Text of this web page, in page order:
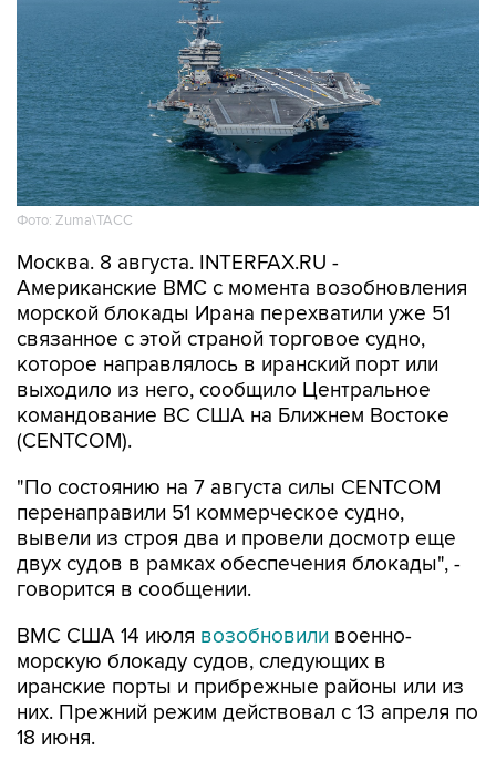
Фото: Zuma\ТАСС
Москва. 8 августа. INTERFAX.RU -
Американские ВМС с момента возобновления
морской блокады Ирана перехватили уже 51
связанное с этой страной торговое судно,
которое направлялось в иранский порт или
выходило из него, сообщило Центральное
командование ВС США на Ближнем Востоке
(CENTCOM).
"По состоянию на 7 августа силы CENTCOM
перенаправили 51 коммерческое судно,
вывели из строя два и провели досмотр еще
двух судов в рамках обеспечения блокады", -
говорится в сообщении.
ВМС США 14 июля возобновили военно-
морскую блокаду судов, следующих в
иранские порты и прибрежные районы или из
них. Прежний режим действовал с 13 апреля по
18 июня.